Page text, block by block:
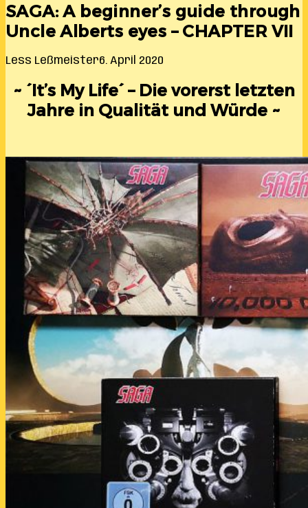
SAGA: A beginner’s guide through
Uncle Alberts eyes – CHAPTER VII
Less Leßmeister6. April 2020
~ ´It’s My Life´ – Die vorerst letzten
Jahre in Qualität und Würde ~